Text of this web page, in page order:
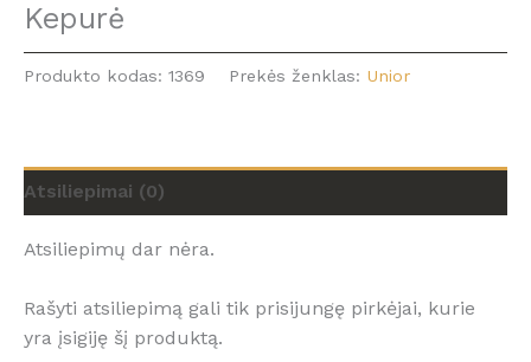
Kepurė
Produkto kodas: 1369 Prekės ženklas: Unior
Atsiliepimai (0)
Atsiliepimų dar nėra.
Rašyti atsiliepimą gali tik prisijungę pirkėjai, kurie
yra įsigiję šį produktą.